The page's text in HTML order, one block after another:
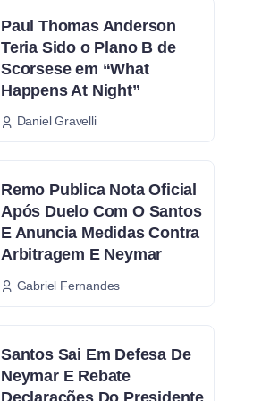
Paul Thomas Anderson
Teria Sido o Plano B de
Scorsese em “What
Happens At Night”
Daniel Gravelli
Remo Publica Nota Oficial
Após Duelo Com O Santos
E Anuncia Medidas Contra
Arbitragem E Neymar
Gabriel Fernandes
Santos Sai Em Defesa De
Neymar E Rebate